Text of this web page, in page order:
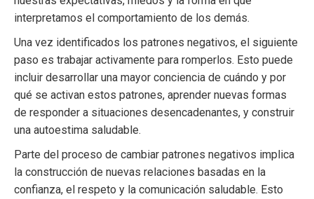
interpretamos el comportamiento de los demás.
Una vez identificados los patrones negativos, el siguiente
paso es trabajar activamente para romperlos. Esto puede
incluir desarrollar una mayor conciencia de cuándo y por
qué se activan estos patrones, aprender nuevas formas
de responder a situaciones desencadenantes, y construir
una autoestima saludable.
Parte del proceso de cambiar patrones negativos implica
la construcción de nuevas relaciones basadas en la
confianza, el respeto y la comunicación saludable. Esto